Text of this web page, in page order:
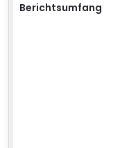
Berichtsumfang